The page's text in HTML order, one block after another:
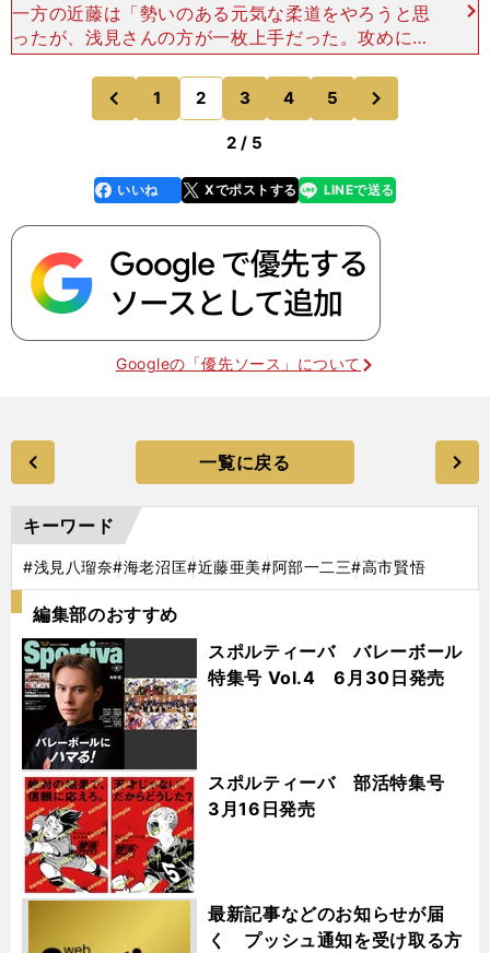
一方の近藤は「勢いのある元気な柔道をやろうと思
ったが、浅見さんの方が一枚上手だった。攻めに行
ったが、組み手は浅見さんの方が上で思うような柔
道が出来ずに有効を取られてしまった」と悔し涙を
流した。「ヨ
前
のページへ
1 2 3 4 5
のページへ
2 / 5
faceboo
k
いいね Xでポストする
line LINEで送る
Googleの「優先ソース」について
一覧に戻る
キーワード
#浅見八瑠奈#海老沼匡#近藤亜美#阿部一二三#高市賢悟
編集部のおすすめ
スポルティーバ バレーボール
特集号 Vol.4 6月30日発売
スポルティーバ 部活特集号
3月16日発売
最新記事などのお知らせが届
く プッシュ通知を受け取る方